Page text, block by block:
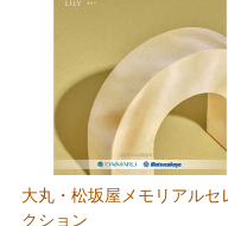
大丸・松坂屋メモリアルセ
クション